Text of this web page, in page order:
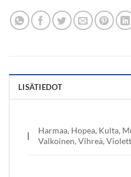
LISÄTIEDOT
|
Harmaa, Hopea, Kulta,
Valkoinen, Vihreä,